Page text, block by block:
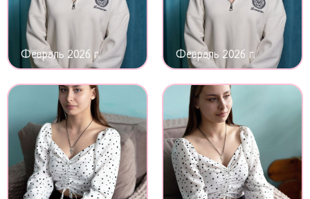
Февраль 2026 г. Февраль 2026 г.